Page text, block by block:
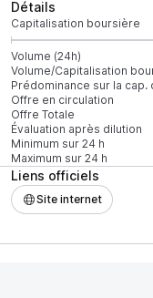
Détails
Capitalisation boursière
Volume (24h)
Volume/Capitalisation
Prédominance sur la cap.
Offre en circulation
Offre Totale
Évaluation après dilution
Minimum sur 24 h
Maximum sur 24 h
Liens officiels
Site internet
% du volume
100 %